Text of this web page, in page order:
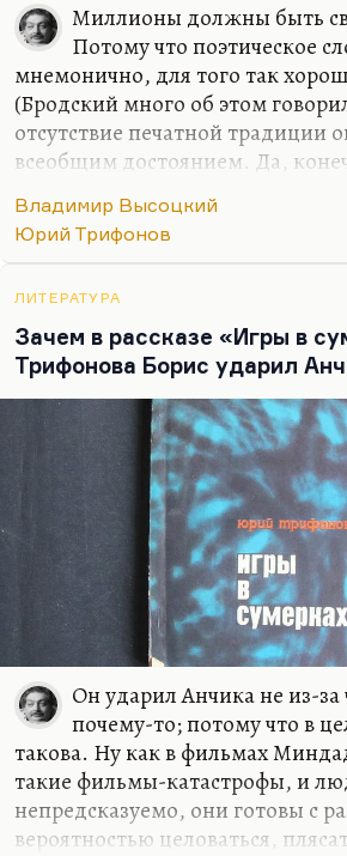
Миллионы должны быть
Потому что поэтическое
мнемонично, для того так
(Бродский много об этом
отсутствие печатной традиции
всеобщим достоянием. Да,
резонанс. Многих моих, так
коллег это завело в кровавый
слушала и читала страна,
худших тенденций во власти.
Они стали поддерживать войну,
стране с чтением военной
качества). Это нормально: когда
общественного резонанса,
звучит,…
Владимир Высоцкий
Юрий Трифонов
ЛИТЕРАТУРА
Зачем в рассказе «Игры в
Трифонова Борис ударил
Он ударил Анчика не из-за
почему-то; потому что в
такова. Ну как в фильмах
такие фильмы-катастрофы, и
непредсказуемо, они готовы с
вероятностью целоваться,